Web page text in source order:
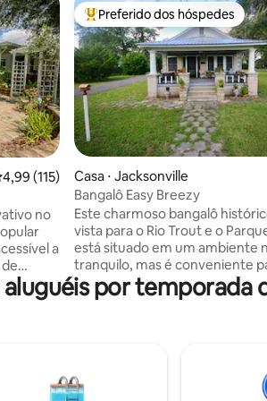
hóspedes
de uma avaliação média de 5, 115
4,99 (115)
no
a
o
Entre os melhores preferidos
Preferido dos hóspedes
Casa ⋅ Jacksonville
Bangalô Easy Breezy
Este charmoso bangalô
vista para o Rio Trout e o
está situado em um ambiente
tranquilo, mas é conveniente
o Aeroporto Internacional de
Jacksonville, o Terminal de
de Jacksonville. Os
nas proximidades e estão
por temporada